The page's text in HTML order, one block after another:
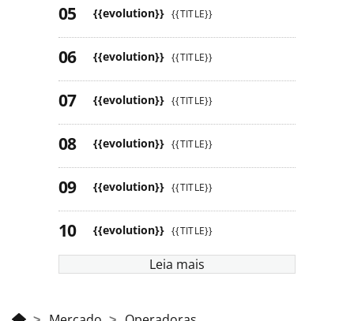
{{evolution}} {{TITLE}}
{{evolution}} {{TITLE}}
{{evolution}} {{TITLE}}
{{evolution}} {{TITLE}}
{{evolution}} {{TITLE}}
{{evolution}} {{TITLE}}
Leia mais